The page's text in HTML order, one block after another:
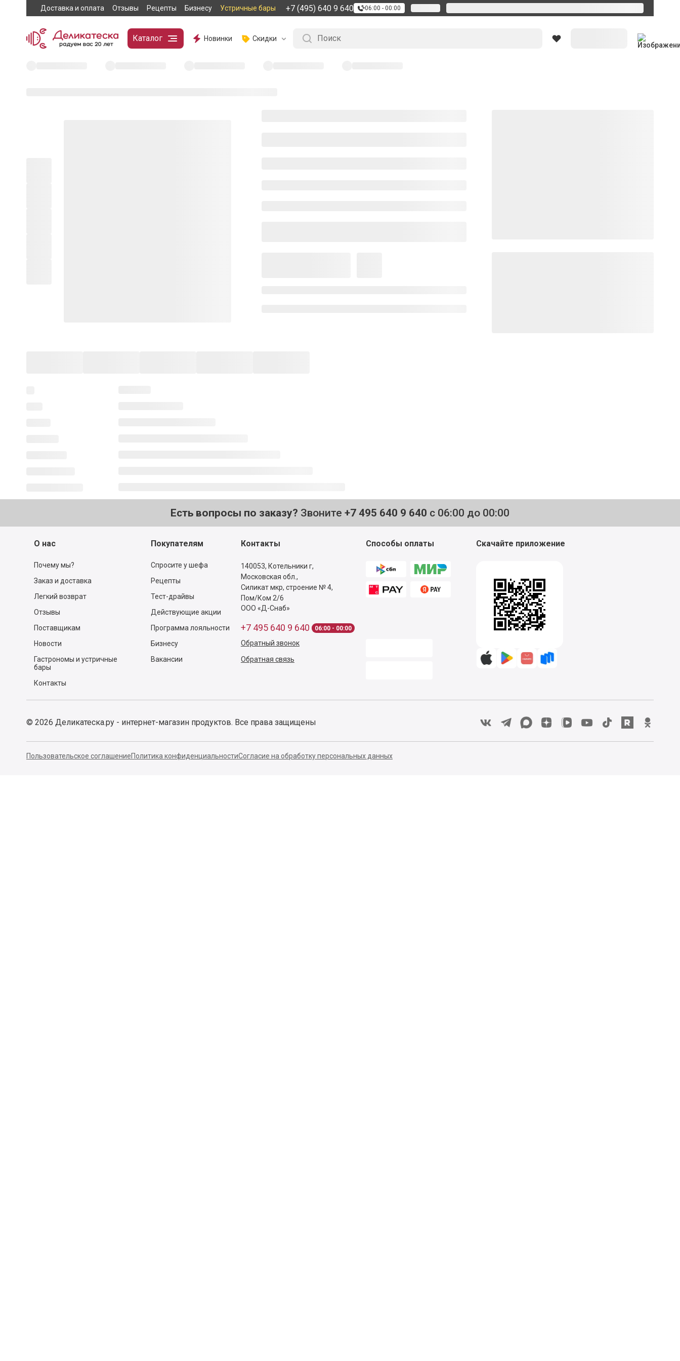
Доставка и оплата Отзывы Рецепты Бизнесу Устричные бары +7 (495) 640 9 640 06:00 - 00:00
Каталог Новинки Скидки
Есть вопросы по заказу? Звоните +7 495 640 9 640 с 06:00 до 00:00
О нас
Почему мы?
Заказ и доставка
Легкий возврат
Отзывы
Поставщикам
Новости
Гастрономы и устричные
бары
Контакты
Покупателям
Спросите у шефа
Рецепты
Тест-драйвы
Действующие акции
Программа лояльности
Бизнесу
Вакансии
Контакты
140053, Котельники г,
Московская обл.,
Силикат мкр, строение № 4,
Пом/Ком 2/6
ООО «Д-Снаб»
+7 495 640 9 640 06:00 - 00:00
Обратный звонок
Обратная связь
Способы оплаты Скачайте приложение
© 2026 Деликатеска.ру - интернет-магазин продуктов. Все права защищены
Пользовательское соглашениеПолитика конфиденциальностиСогласие на обработку персональных данных